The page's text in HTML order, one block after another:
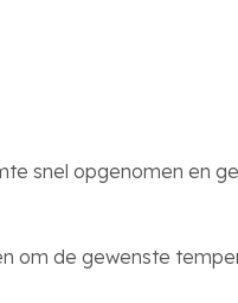
snel opgenomen en
om de gewenste